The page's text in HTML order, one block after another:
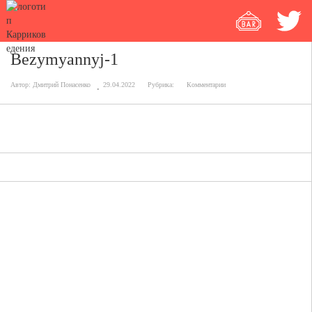
Bezymyannyj-1
Автор: Дмитрий Понасенко 29.04.2022 Рубрика: Комментарии